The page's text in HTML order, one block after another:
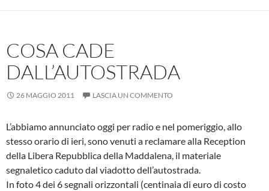
COSA CADE
DALL’AUTOSTRADA
26 MAGGIO 2011 LASCIA UN COMMENTO
L’abbiamo annunciato oggi per radio e nel pomeriggio, allo
stesso orario di ieri, sono venuti a reclamare alla Reception
della Libera Repubblica della Maddalena, il materiale
segnaletico caduto dal viadotto dell’autostrada.
In foto 4 dei 6 segnali orizzontali (centinaia di euro di costo